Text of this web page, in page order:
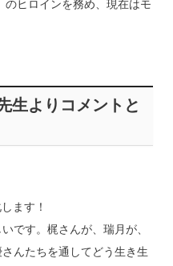
ヒロインを務め、現在はモ
生よりコメントと
ます！
です。梶さんが、瑞月が、
んたちを通してどう生き生